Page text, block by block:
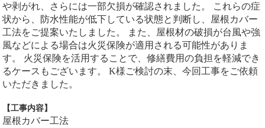
や剥がれ、さらには一部欠損が確認されました。 これらの症
状から、防水性能が低下している状態と判断し、屋根カバー
工法をご提案いたしました。 また、屋根材の破損が台風や強
風などによる場合は火災保険が適用される可能性がありま
す。 火災保険を活用することで、修繕費用の負担を軽減でき
るケースもございます。 K様ご検討の末、今回工事をご依頼
いただきました。
【工事内容】
屋根カバー工法